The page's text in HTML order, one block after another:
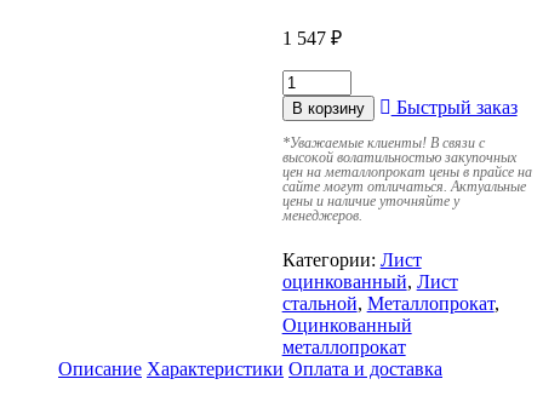
1 547 ₽
В корзину Быстрый заказ
*Уважаемые клиенты! В связи с
высокой волатильностью закупочных
цен на металлопрокат цены в прайсе на
сайте могут отличаться. Актуальные
цены и наличие уточняйте у
менеджеров.
Категории: Лист
оцинкованный, Лист
стальной, Металлопрокат,
Оцинкованный
металлопрокат
Описание Характеристики Оплата и доставка